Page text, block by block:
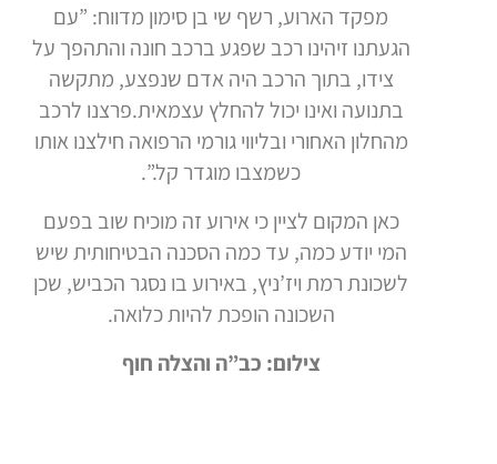
מפקד הארוע, רשף שי בן סימון מדווח: ”עם
הגעתנו זיהינו רכב שפגע ברכב חונה והתהפך על
צידו, בתוך הרכב היה אדם שנפצע, מתקשה
בתנועה ואינו יכול להחלץ עצמאית.פרצנו לרכב
מהחלון האחורי ובליווי גורמי הרפואה חילצנו אותו
כשמצבו מוגדר קל.”.
כאן המקום לציין כי אירוע זה מוכיח שוב בפעם
המי יודע כמה, עד כמה הסכנה הבטיחותית שיש
לשכונת רמת ויז’ניץ, באירוע בו נסגר הכביש, שכן
השכונה הופכת להיות כלואה.
צילום: כב”ה והצלה חוף